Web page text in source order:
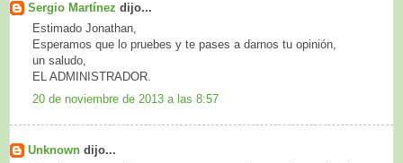
Sergio Martínez dijo...
Estimado Jonathan,
Esperamos que lo pruebes y te pases a darnos tu opinión,
un saludo,
EL ADMINISTRADOR.
20 de noviembre de 2013 a las 8:57
Unknown dijo...